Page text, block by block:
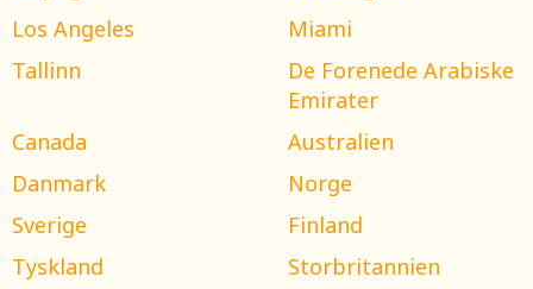
Los Angeles
Miami
Tallinn
De Forenede Arabiske
Emirater
Canada
Australien
Danmark
Norge
Sverige
Finland
Tyskland
Storbritannien